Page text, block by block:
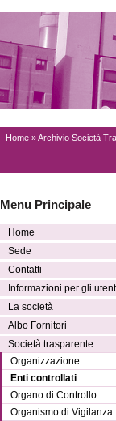
Home »Archivio Società
Menu Principale
Home
Sede
Contatti
Informazioni per gli
La società
Albo Fornitori
Società trasparente
Organizzazione
Enti controllati
Organo di Controllo
Organismo di Vigilanza